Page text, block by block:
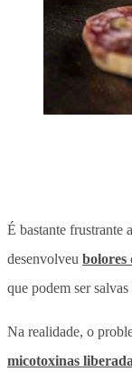
É bastante frustrante
desenvolveu bolores
que podem ser
Na realidade, o
micotoxinas